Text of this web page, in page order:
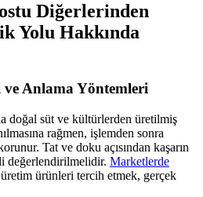
Diğerlerinden
Yolu Hakkında
Anlama Yöntemleri
doğal süt ve kültürlerden üretilmiş
rağmen, işlemden sonra
Tat ve doku açısından kaşarın
değerlendirilmelidir. Marketlerde
ürünleri tercih etmek, gerçek